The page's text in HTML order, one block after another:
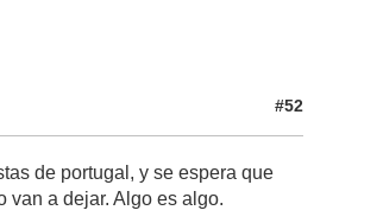
#52
de portugal, y se espera que
van a dejar. Algo es algo.